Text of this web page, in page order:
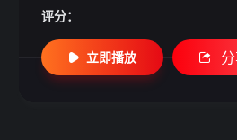
评分：
立即播放